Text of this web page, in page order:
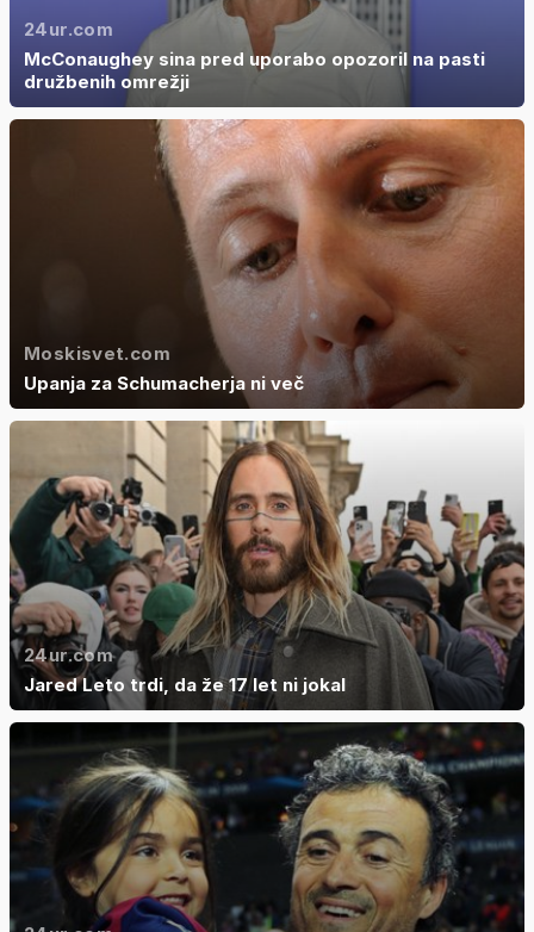
24ur.com
McConaughey sina pred uporabo opozoril na pasti
družbenih omrežji
Moskisvet.com
Upanja za Schumacherja ni več
24ur.com
Jared Leto trdi, da že 17 let ni jokal